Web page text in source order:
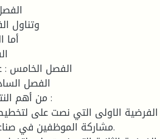
وتناول
أما
الفصل الخامس :
الفصل
من أهم
مشاركة الموظفين في